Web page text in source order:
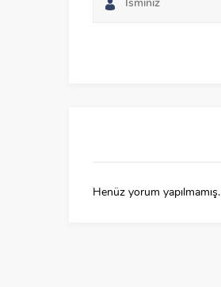
Henüz yorum yapılmamış.